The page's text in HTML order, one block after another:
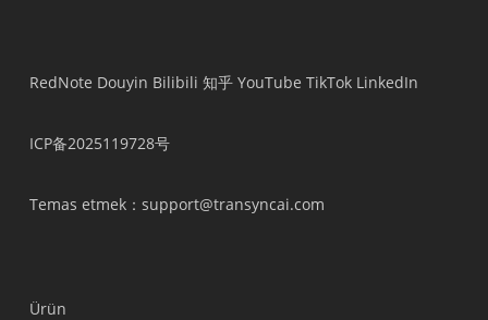
RedNote Douyin Bilibili 知乎 YouTube TikTok LinkedIn
ICP备2025119728号
Temas etmek：support@transyncai.com
Ürün